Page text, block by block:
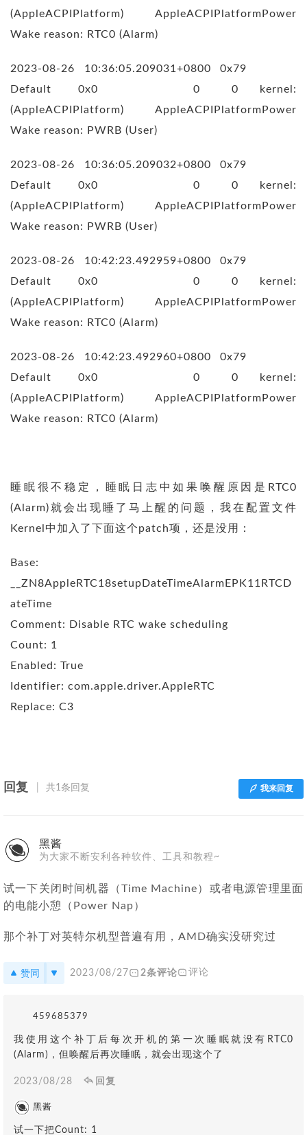
(AppleACPIPlatform) AppleACPIPlatformPower
Wake reason: RTC0 (Alarm)
2023-08-26 10:36:05.209031+0800 0x79
Default 0x0 0 0 kernel:
(AppleACPIPlatform) AppleACPIPlatformPower
Wake reason: PWRB (User)
2023-08-26 10:36:05.209032+0800 0x79
Default 0x0 0 0 kernel:
(AppleACPIPlatform) AppleACPIPlatformPower
Wake reason: PWRB (User)
2023-08-26 10:42:23.492959+0800 0x79
Default 0x0 0 0 kernel:
(AppleACPIPlatform) AppleACPIPlatformPower
Wake reason: RTC0 (Alarm)
2023-08-26 10:42:23.492960+0800 0x79
Default 0x0 0 0 kernel:
(AppleACPIPlatform) AppleACPIPlatformPower
Wake reason: RTC0 (Alarm)
睡眠很不稳定，睡眠日志中如果唤醒原因是RTC0
(Alarm)就会出现睡了马上醒的问题，我在配置文件
Kernel中加入了下面这个patch项，还是没用：
Base:
__ZN8AppleRTC18setupDateTimeAlarmEPK11RTCD
ateTime
Comment: Disable RTC wake scheduling
Count: 1
Enabled: True
Identifier: com.apple.driver.AppleRTC
Replace: C3
回复 共1条回复 我来回复
黑酱
为大家不断安利各种软件、工具和教程~
试一下关闭时间机器（Time Machine）或者电源管理里面
的电能小憩（Power Nap）
那个补丁对英特尔机型普遍有用，AMD确实没研究过
赞同 2023/08/27 2条评论 评论
459685379
我使用这个补丁后每次开机的第一次睡眠就没有RTC0
(Alarm)，但唤醒后再次睡眠，就会出现这个了
2023/08/28 回复
黑酱
试一下把Count: 1